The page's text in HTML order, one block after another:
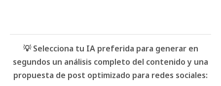
💡 Selecciona tu IA preferida para generar en
segundos un análisis completo del contenido y una
propuesta de post optimizado para redes sociales: